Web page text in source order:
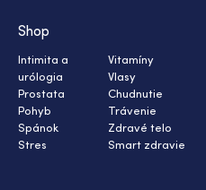
Shop
Intimita a
urólogia
Prostata
Pohyb
Spánok
Stres
Vitamíny
Vlasy
Chudnutie
Trávenie
Zdravé telo
Smart zdravie